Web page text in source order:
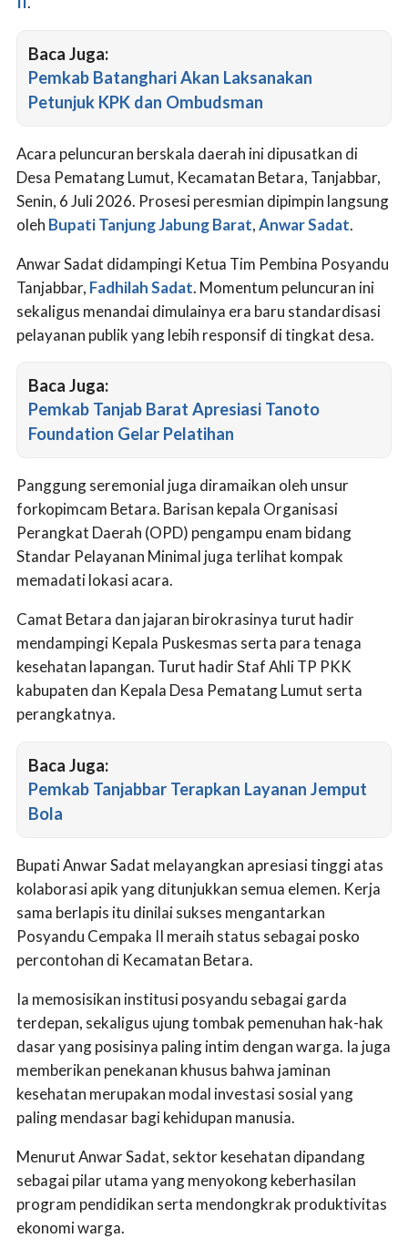
Baca Juga:
Pemkab Batanghari Akan Laksanakan
Petunjuk KPK dan Ombudsman
Acara peluncuran berskala daerah ini dipusatkan di
Desa Pematang Lumut, Kecamatan Betara, Tanjabbar,
Senin, 6 Juli 2026. Prosesi peresmian dipimpin langsung
oleh Bupati Tanjung Jabung Barat,Anwar Sadat.
Anwar Sadat didampingi Ketua Tim Pembina Posyandu
Tanjabbar, Fadhilah Sadat. Momentum peluncuran ini
sekaligus menandai dimulainya era baru standardisasi
pelayanan publik yang lebih responsif di tingkat desa.
Baca Juga:
Pemkab Tanjab Barat Apresiasi Tanoto
Foundation Gelar Pelatihan
Panggung seremonial juga diramaikan oleh unsur
forkopimcam Betara. Barisan kepala Organisasi
Perangkat Daerah (OPD) pengampu enam bidang
Standar Pelayanan Minimal juga terlihat kompak
memadati lokasi acara.
Camat Betara dan jajaran birokrasinya turut hadir
mendampingi Kepala Puskesmas serta para tenaga
kesehatan lapangan. Turut hadir Staf Ahli TP PKK
kabupaten dan Kepala Desa Pematang Lumut serta
perangkatnya.
Baca Juga:
Pemkab Tanjabbar Terapkan Layanan Jemput
Bola
Bupati Anwar Sadat melayangkan apresiasi tinggi atas
kolaborasi apik yang ditunjukkan semua elemen. Kerja
sama berlapis itu dinilai sukses mengantarkan
Posyandu Cempaka II meraih status sebagai posko
percontohan di Kecamatan Betara.
Ia memosisikan institusi posyandu sebagai garda
terdepan, sekaligus ujung tombak pemenuhan hak-hak
dasar yang posisinya paling intim dengan warga. Ia juga
memberikan penekanan khusus bahwa jaminan
kesehatan merupakan modal investasi sosial yang
paling mendasar bagi kehidupan manusia.
Menurut Anwar Sadat, sektor kesehatan dipandang
sebagai pilar utama yang menyokong keberhasilan
program pendidikan serta mendongkrak produktivitas
ekonomi warga.